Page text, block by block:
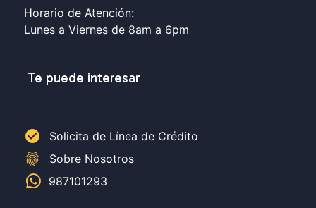
Horario de Atención:
Lunes a Viernes de 8am a 6pm
Te puede interesar
check_circle Solicita de Línea de Crédito
fingerprint
Sobre Nosotros
987101293